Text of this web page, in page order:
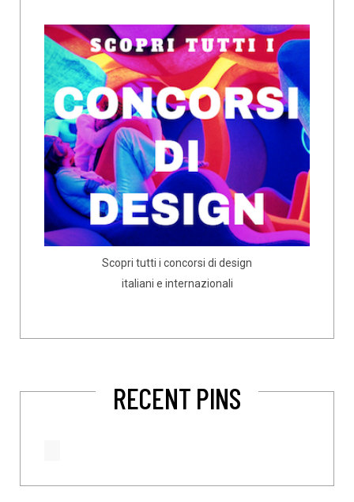
Scopri tutti i concorsi di design
italiani e internazionali
RECENT PINS